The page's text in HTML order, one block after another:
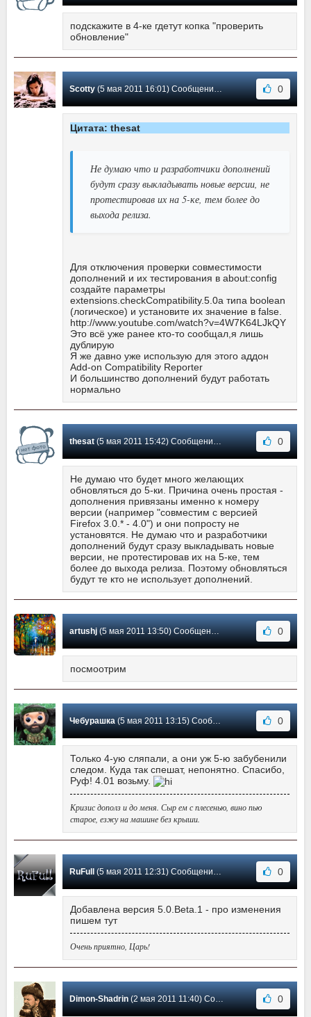
подскажите в 4-ке гдетут копка "проверить
обновление"
Scotty(5 мая 2011 16:01) Сообщение #42 0
Цитата: thesat
Не думаю что и разработчики дополнений
будут сразу выкладывать новые версии, не
протестировав их на 5-ке, тем более до
выхода релиза.
Для отключения проверки совместимости
дополнений и их тестирования в about:config
создайте параметры
extensions.checkCompatibility.5.0a типа boolean
(логическое) и установите их значение в false.
http://www.youtube.com/watch?v=4W7K64LJkQY
Это всё уже ранее кто-то сообщал,я лишь
дублирую
Я же давно уже использую для этого аддон
Add-on Compatibility Reporter
И большинство дополнений будут работать
нормально
thesat(5 мая 2011 15:42) Сообщение #41 0
Не думаю что будет много желающих
обновляться до 5-ки. Причина очень простая -
дополнения привязаны именно к номеру
версии (например "совместим с версией
Firefox 3.0.* - 4.0") и они попросту не
установятся. Не думаю что и разработчики
дополнений будут сразу выкладывать новые
версии, не протестировав их на 5-ке, тем
более до выхода релиза. Поэтому обновляться
будут те кто не использует дополнений.
artushj(5 мая 2011 13:50) Сообщение #40 0
посмоотрим
Чебурашка(5 мая 2011 13:15) Сообщение #39 0
Только 4-ую сляпали, а они уж 5-ю забубенили
следом. Куда так спешат, непонятно. Спасибо,
Руф! 4.01 возьму.
Кризис дополз и до меня. Сыр ем с плесенью, вино пью
старое, езжу на машине без крыши.
RuFull (5 мая 2011 12:31) Сообщение #38 0
Добавлена версия 5.0.Beta.1 - про изменения
пишем тут
Очень приятно, Царь!
Dimon-Shadrin(2 мая 2011 11:40) Сообщение #37 0